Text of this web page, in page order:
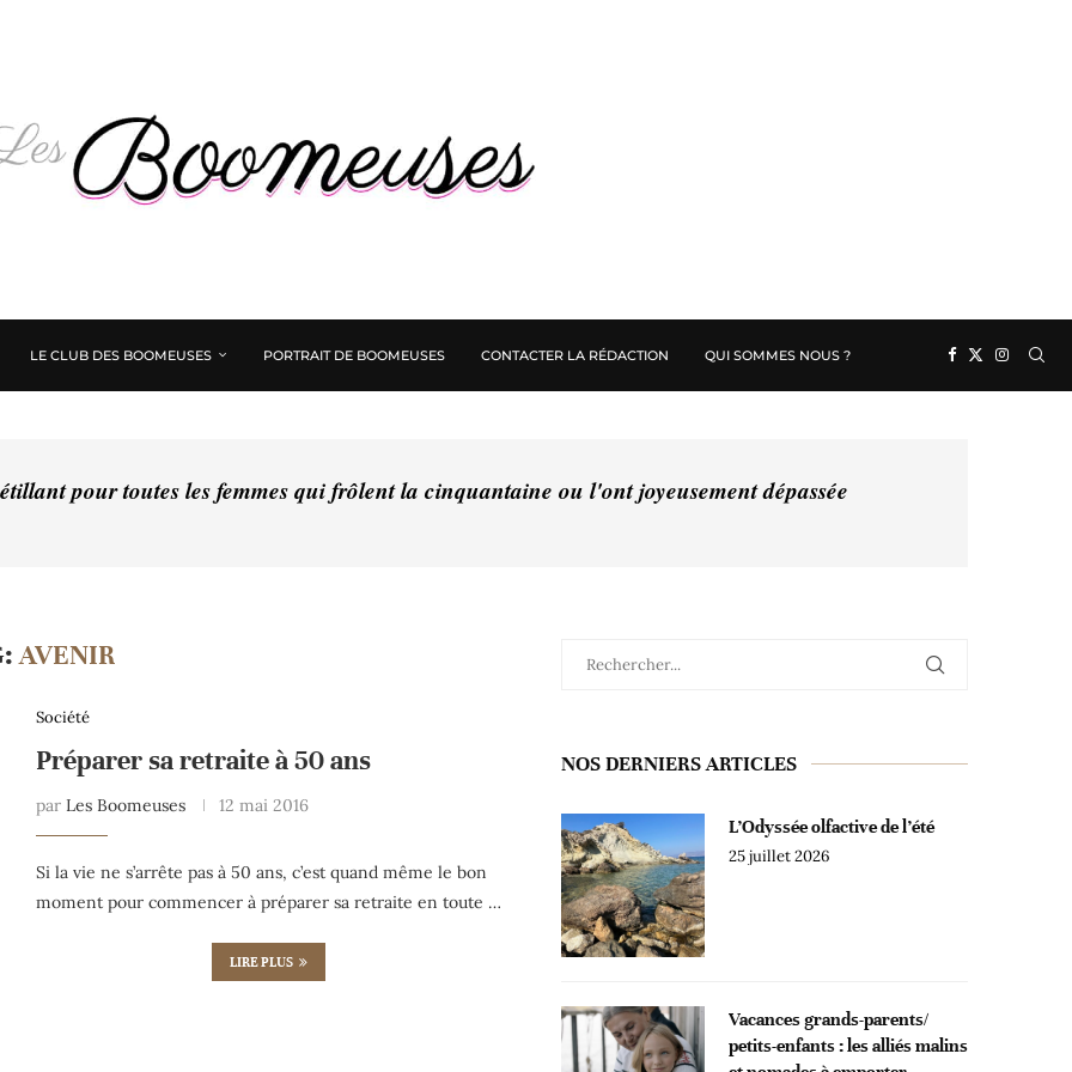
LE CLUB DES BOOMEUSES PORTRAIT DE BOOMEUSES CONTACTER LA RÉDACTION QUI SOMMES NOUS ?
pour toutes les femmes qui frôlent la cinquantaine ou l'ont joyeusement dépassée
AVENIR
Société
Préparer sa retraite à 50 ans
par Les Boomeuses 12 mai 2016
Si la vie ne s’arrête pas à 50 ans, c’est quand même le bon
moment pour commencer à préparer sa retraite en toute …
LIRE PLUS
NOS DERNIERS ARTICLES
L’Odyssée olfactive de l’été
25 juillet 2026
Vacances grands-parents/
petits-enfants : les alliés malins